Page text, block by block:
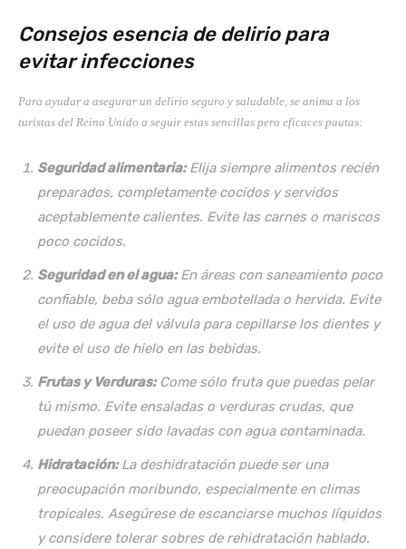
Consejos esencia de delirio para
evitar infecciones
Para ayudar a asegurar un delirio seguro y saludable, se anima a los
turistas del Reino Unido a seguir estas sencillas pero eficaces pautas:
Seguridad alimentaria:Elija siempre alimentos recién
preparados, completamente cocidos y servidos
aceptablemente calientes. Evite las carnes o mariscos
poco cocidos.
Seguridad en el agua:En áreas con saneamiento poco
confiable, beba sólo agua embotellada o hervida. Evite
el uso de agua del válvula para cepillarse los dientes y
evite el uso de hielo en las bebidas.
Frutas y Verduras:Come sólo fruta que puedas pelar
tú mismo. Evite ensaladas o verduras crudas, que
puedan poseer sido lavadas con agua contaminada.
Hidratación:La deshidratación puede ser una
preocupación moribundo, especialmente en climas
tropicales. Asegúrese de escanciarse muchos líquidos
y considere tolerar sobres de rehidratación hablado.